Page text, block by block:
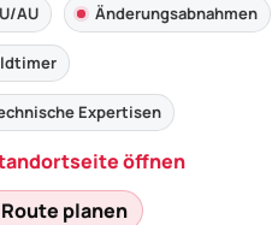
AU Änderungsabnahmen
Expertisen
öffnen
Route planen